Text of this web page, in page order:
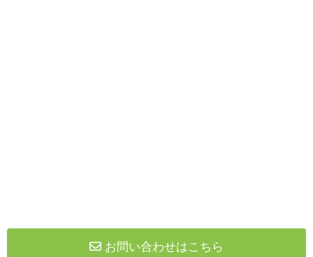
お問い合わせはこちら